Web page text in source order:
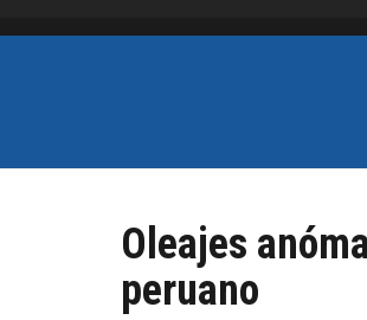
Oleajes
peruano